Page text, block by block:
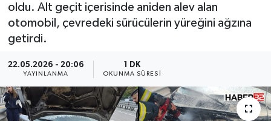
oldu. Alt geçit içerisinde aniden alev alan
otomobil, çevredeki sürücülerin yüreğini ağzına
getirdi.
22.05.2026 - 20:06
YAYINLANMA
1 DK
OKUNMA SÜRESI
GENEL
HABERDE İNSAN
İlginç
Haber Arşivi